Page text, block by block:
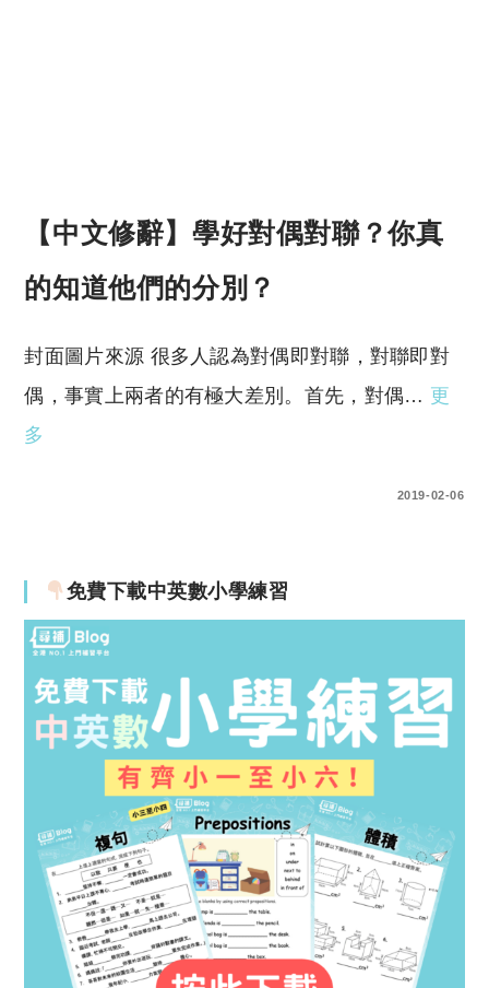
【中文修辭】學好對偶對聯？你真
的知道他們的分別？
封面圖片來源 很多人認為對偶即對聯，對聯即對
偶，事實上兩者的有極大差別。首先，對偶… 更
多
2019-02-06
免費下載中英數小學練習